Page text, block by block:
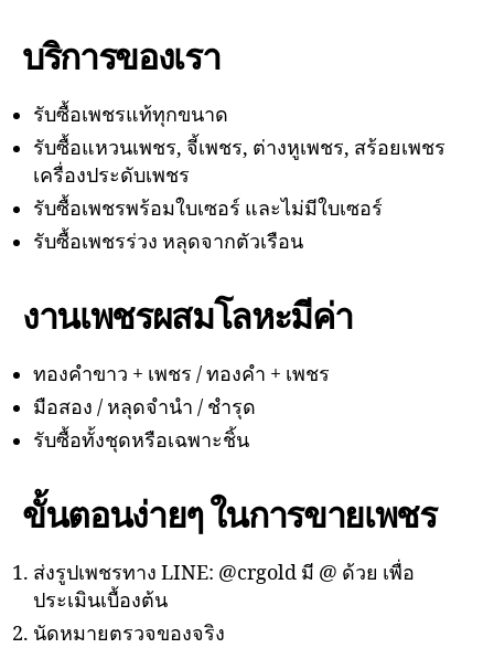
บริการของเรา
รับซื้อเพชรแท้ทุกขนาด
รับซื้อแหวนเพชร, จี้เพชร, ต่างหูเพชร, สร้อยเพชร
เครื่องประดับเพชร
รับซื้อเพชรพร้อมใบเซอร์ และไม่มีใบเซอร์
รับซื้อเพชรร่วง หลุดจากตัวเรือน
งานเพชรผสมโลหะมีค่า
ทองคำขาว + เพชร / ทองคำ + เพชร
มือสอง / หลุดจำนำ / ชำรุด
รับซื้อทั้งชุดหรือเฉพาะชิ้น
ขั้นตอนง่ายๆ ในการขายเพชร
ส่งรูปเพชรทาง LINE: @crgold มี @ ด้วย เพื่อ
ประเมินเบื้องต้น
นัดหมายตรวจของจริง